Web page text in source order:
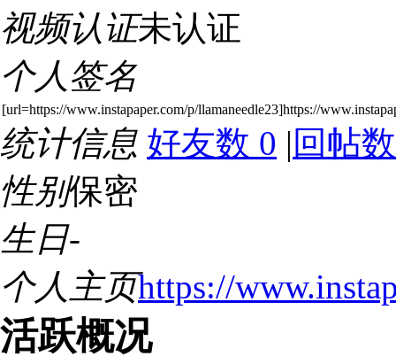
视频认证未认证
个人签名
[url=https://www.instapaper.com/p/llamaneedle23]https://
统计信息 好友数 0 | 回帖
性别保密
生日-
个人主页https://
活跃概况